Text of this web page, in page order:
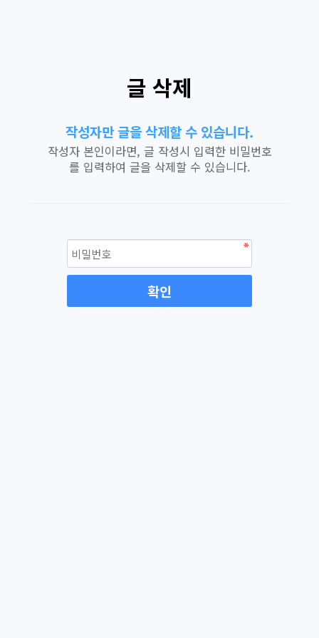
글 삭제
작성자만 글을 삭제할 수 있습니다.
작성자 본인이라면, 글 작성시 입력한 비밀번호
를 입력하여 글을 삭제할 수 있습니다.